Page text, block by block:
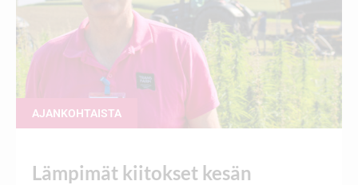
AJANKOHTAISTA
Lämpimät kiitokset kesän